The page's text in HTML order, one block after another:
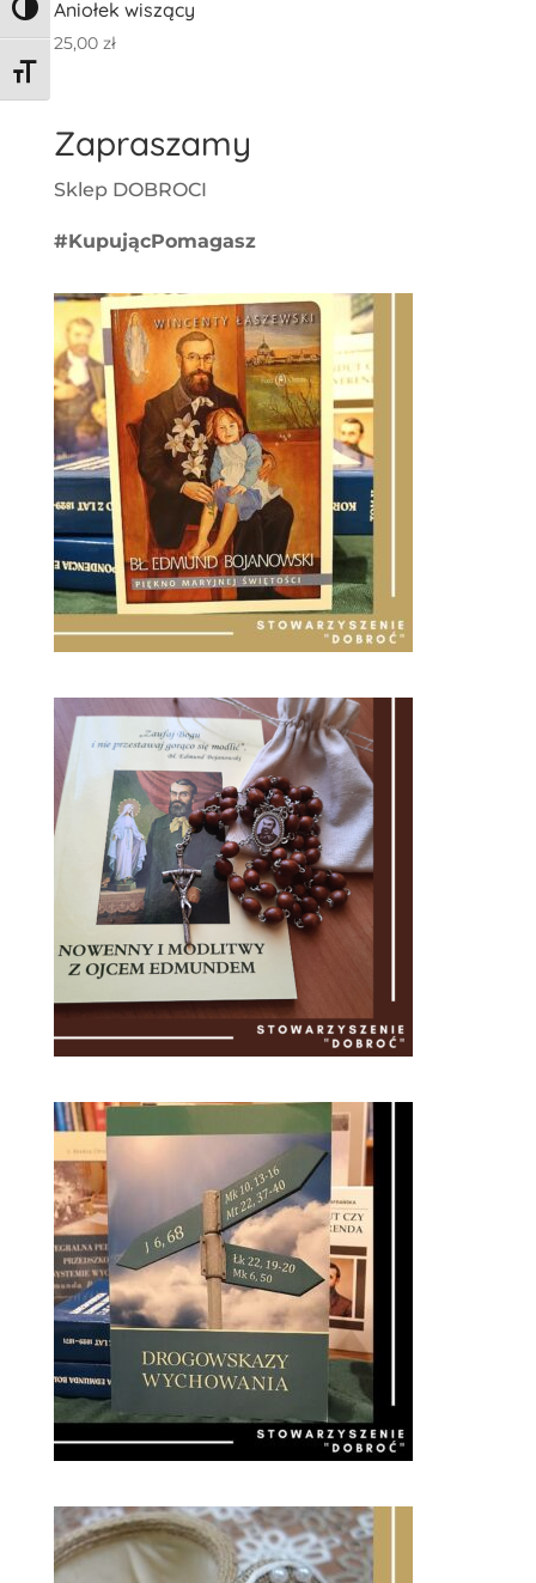
Toggle High Contrast
Toggle Font size
Aniołek wiszący
25,00 zł
Zapraszamy
Sklep DOBROCI
#KupującPomagasz